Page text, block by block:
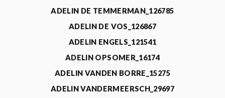
ADELIN DE TEMMERMAN_126785
ADELIN DE VOS_126867
ADELIN ENGELS_121541
ADELIN OPSOMER_16174
ADELIN VANDEN BORRE_15275
ADELIN VANDERMEERSCH_29697